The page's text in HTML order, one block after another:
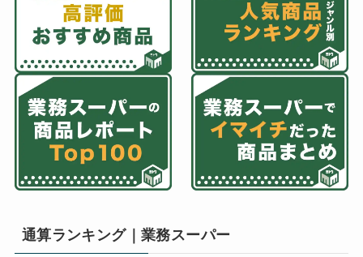
通算ランキング｜業務スーパー